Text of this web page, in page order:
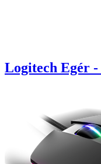
Logitech Egér